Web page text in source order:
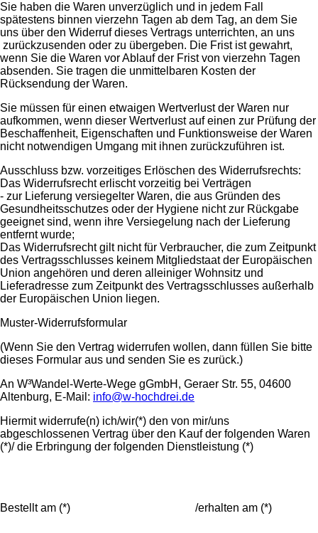
Sie haben die Waren unverzüglich und in jedem Fall
spätestens binnen vierzehn Tagen ab dem Tag, an dem Sie
uns über den Widerruf dieses Vertrags unterrichten, an uns
zurückzusenden oder zu übergeben. Die Frist ist gewahrt,
wenn Sie die Waren vor Ablauf der Frist von vierzehn Tagen
absenden. Sie tragen die unmittelbaren Kosten der
Rücksendung der Waren.
Sie müssen für einen etwaigen Wertverlust der Waren nur
aufkommen, wenn dieser Wertverlust auf einen zur Prüfung der
Beschaffenheit, Eigenschaften und Funktionsweise der Waren
nicht notwendigen Umgang mit ihnen zurückzuführen ist.
Ausschluss bzw. vorzeitiges Erlöschen des Widerrufsrechts:
Das Widerrufsrecht erlischt vorzeitig bei Verträgen
- zur Lieferung versiegelter Waren, die aus Gründen des
Gesundheitsschutzes oder der Hygiene nicht zur Rückgabe
geeignet sind, wenn ihre Versiegelung nach der Lieferung
entfernt wurde;
Das Widerrufsrecht gilt nicht für Verbraucher, die zum Zeitpunkt
des Vertragsschlusses keinem Mitgliedstaat der Europäischen
Union angehören und deren alleiniger Wohnsitz und
Lieferadresse zum Zeitpunkt des Vertragsschlusses außerhalb
der Europäischen Union liegen.
Muster-Widerrufsformular
(Wenn Sie den Vertrag widerrufen wollen, dann füllen Sie bitte
dieses Formular aus und senden Sie es zurück.)
An W³Wandel-Werte-Wege gGmbH, Geraer Str. 55, 04600
Altenburg, E-Mail: info@w-hochdrei.de
Hiermit widerrufe(n) ich/wir(*) den von mir/uns
abgeschlossenen Vertrag über den Kauf der folgenden Waren
(*)/ die Erbringung der folgenden Dienstleistung (*)
Bestellt am (*) /erhalten am (*)